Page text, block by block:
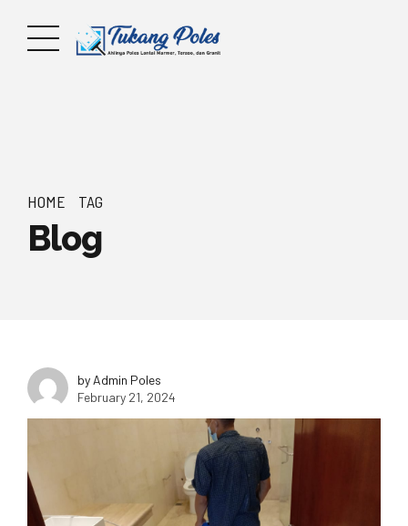
HOME TAG
Blog
by Admin Poles
February 21, 2024